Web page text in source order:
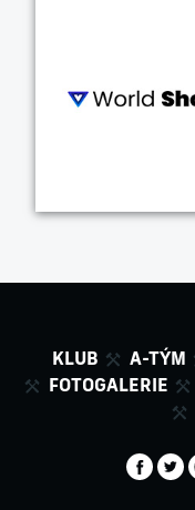
KLUB A-TÝM
FOTOGALERIE